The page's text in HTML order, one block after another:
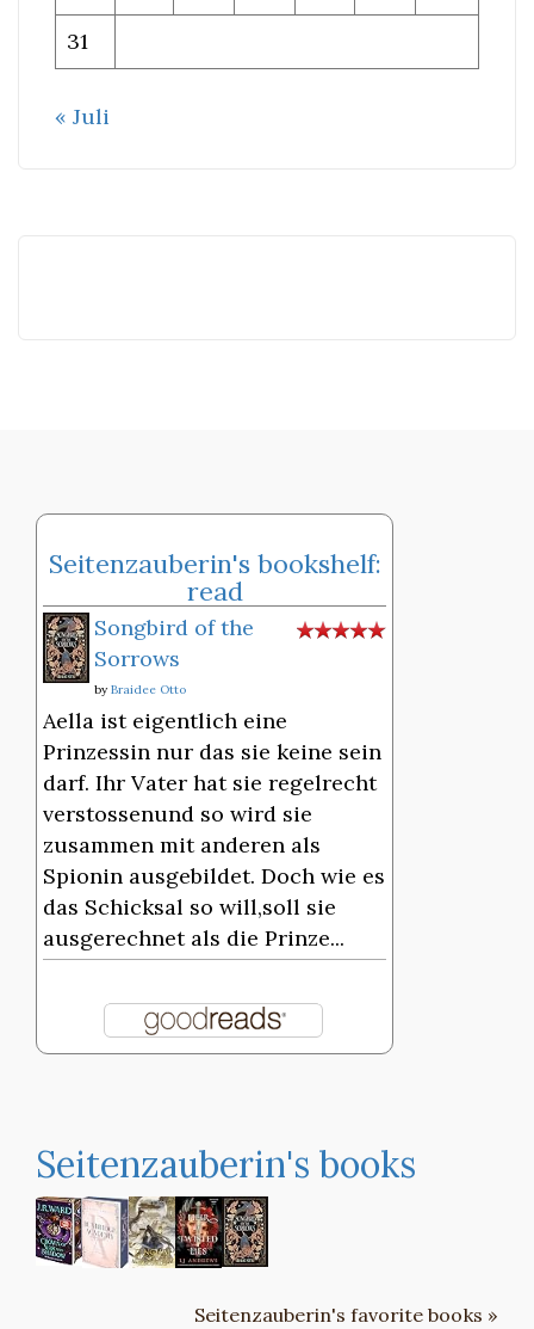
31
« Juli
Seitenzauberin's bookshelf:
read
Songbird of the
Sorrows
by Braidee Otto
Aella ist eigentlich eine
Prinzessin nur das sie keine sein
darf. Ihr Vater hat sie regelrecht
verstossenund so wird sie
zusammen mit anderen als
Spionin ausgebildet. Doch wie es
das Schicksal so will,soll sie
ausgerechnet als die Prinze...
Seitenzauberin's books
Seitenzauberin's favorite books »